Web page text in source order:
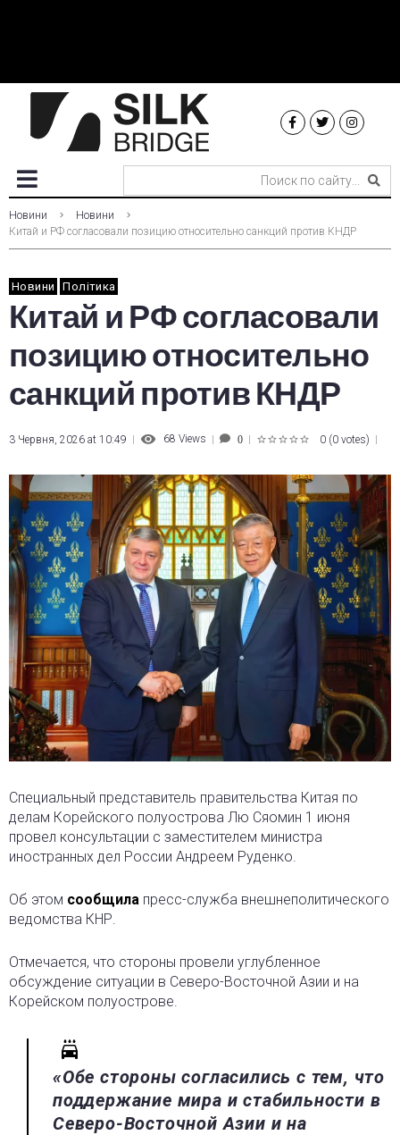
Новини
Новини
Китай и РФ согласовали позицию относительно санкций против КНДР
Новини Політика
Китай и РФ согласовали
позицию относительно
санкций против КНДР
3 Червня, 2026 at 10:49 68 Views 0 0 (0 votes)
Специальный представитель правительства Китая по
делам Корейского полуострова Лю Сяомин 1 июня
провел консультации с заместителем министра
иностранных дел России Андреем Руденко.
Об этом сообщила пресс-служба внешнеполитического
ведомства КНР.
Отмечается, что стороны провели углубленное
обсуждение ситуации в Северо-Восточной Азии и на
Корейском полуострове.
«Обе стороны согласились с тем, что
поддержание мира и стабильности в
Северо-Восточной Азии и на